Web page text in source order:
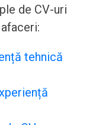
de CV-uri
tehnică